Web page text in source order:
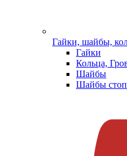
Гайки, шайбы,
Гайки
Кольца,
Шайбы
Шайбы